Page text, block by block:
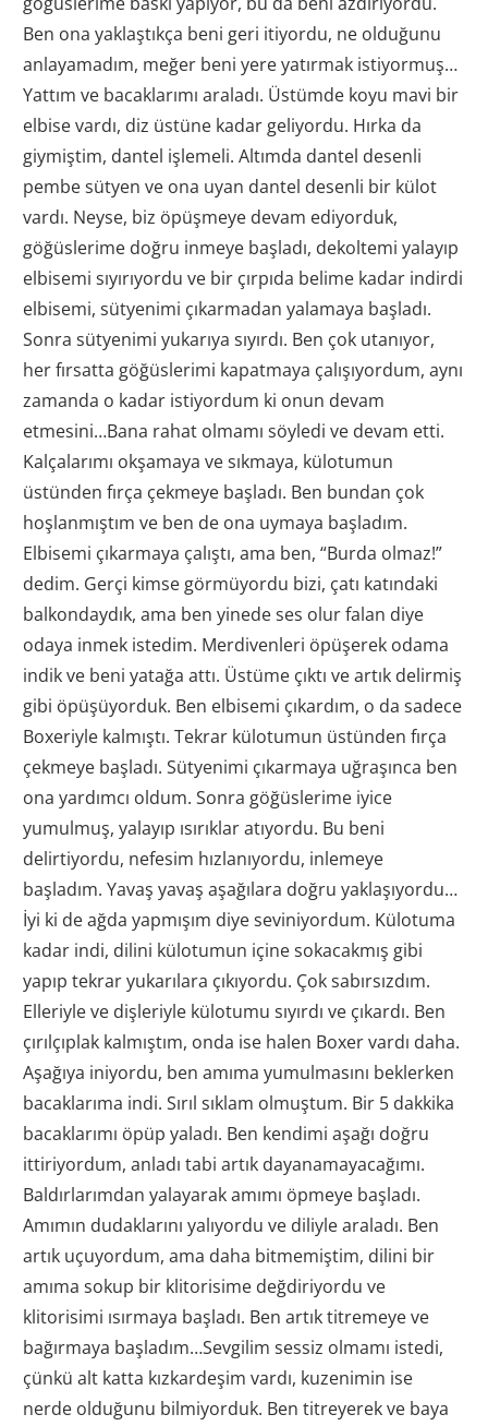
Ben ona yaklaştıkça beni geri itiyordu, ne olduğunu
anlayamadım, meğer beni yere yatırmak istiyormuş…
Yattım ve bacaklarımı araladı. Üstümde koyu mavi bir
elbise vardı, diz üstüne kadar geliyordu. Hırka da
giymiştim, dantel işlemeli. Altımda dantel desenli
pembe sütyen ve ona uyan dantel desenli bir külot
vardı. Neyse, biz öpüşmeye devam ediyorduk,
göğüslerime doğru inmeye başladı, dekoltemi yalayıp
elbisemi sıyırıyordu ve bir çırpıda belime kadar indirdi
elbisemi, sütyenimi çıkarmadan yalamaya başladı.
Sonra sütyenimi yukarıya sıyırdı. Ben çok utanıyor,
her fırsatta göğüslerimi kapatmaya çalışıyordum, aynı
zamanda o kadar istiyordum ki onun devam
etmesini…Bana rahat olmamı söyledi ve devam etti.
Kalçalarımı okşamaya ve sıkmaya, külotumun
üstünden fırça çekmeye başladı. Ben bundan çok
hoşlanmıştım ve ben de ona uymaya başladım.
Elbisemi çıkarmaya çalıştı, ama ben, “Burda olmaz!”
dedim. Gerçi kimse görmüyordu bizi, çatı katındaki
balkondaydık, ama ben yinede ses olur falan diye
odaya inmek istedim. Merdivenleri öpüşerek odama
indik ve beni yatağa attı. Üstüme çıktı ve artık delirmiş
gibi öpüşüyorduk. Ben elbisemi çıkardım, o da sadece
Boxeriyle kalmıştı. Tekrar külotumun üstünden fırça
çekmeye başladı. Sütyenimi çıkarmaya uğraşınca ben
ona yardımcı oldum. Sonra göğüslerime iyice
yumulmuş, yalayıp ısırıklar atıyordu. Bu beni
delirtiyordu, nefesim hızlanıyordu, inlemeye
başladım. Yavaş yavaş aşağılara doğru yaklaşıyordu…
İyi ki de ağda yapmışım diye seviniyordum. Külotuma
kadar indi, dilini külotumun içine sokacakmış gibi
yapıp tekrar yukarılara çıkıyordu. Çok sabırsızdım.
Elleriyle ve dişleriyle külotumu sıyırdı ve çıkardı. Ben
çırılçıplak kalmıştım, onda ise halen Boxer vardı daha.
Aşağıya iniyordu, ben amıma yumulmasını beklerken
bacaklarıma indi. Sırıl sıklam olmuştum. Bir 5 dakkika
bacaklarımı öpüp yaladı. Ben kendimi aşağı doğru
ittiriyordum, anladı tabi artık dayanamayacağımı.
Baldırlarımdan yalayarak amımı öpmeye başladı.
Amımın dudaklarını yalıyordu ve diliyle araladı. Ben
artık uçuyordum, ama daha bitmemiştim, dilini bir
amıma sokup bir klitorisime değdiriyordu ve
klitorisimi ısırmaya başladı. Ben artık titremeye ve
bağırmaya başladım…Sevgilim sessiz olmamı istedi,
çünkü alt katta kızkardeşim vardı, kuzenimin ise
nerde olduğunu bilmiyorduk. Ben titreyerek ve baya